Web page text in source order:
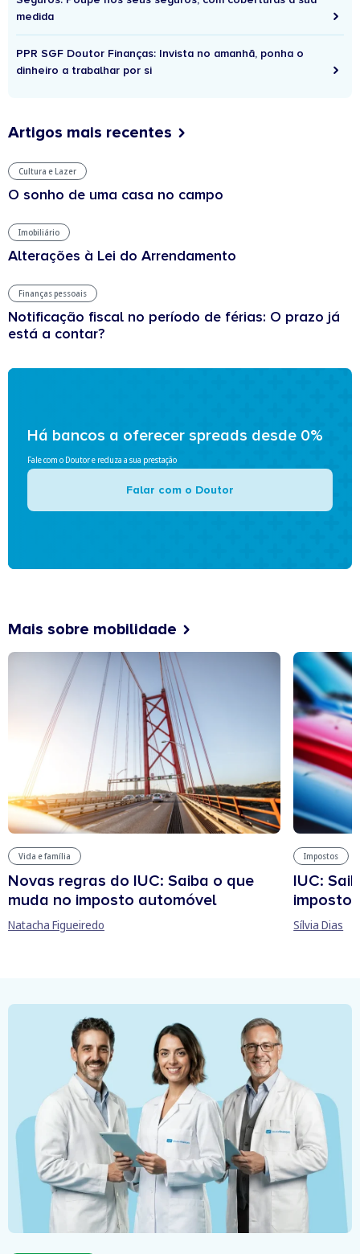
medida
PPR SGF Doutor Finanças: Invista no amanhã, ponha o
dinheiro a trabalhar por si
Artigos mais recentes
Cultura e Lazer
O sonho de uma casa no campo
Imobiliário
Alterações à Lei do Arrendamento
Finanças pessoais
Notificação fiscal no período de férias: O prazo já
está a contar?
Há bancos a oferecer spreads desde 0%
Fale com o Doutor e reduza a sua prestação
Falar com o Doutor
Mais sobre mobilidade
Vida e família
Novas regras do IUC: Saiba o que
muda no imposto automóvel
Natacha Figueiredo
Impostos
IUC:
imposto
Sílvia Dias